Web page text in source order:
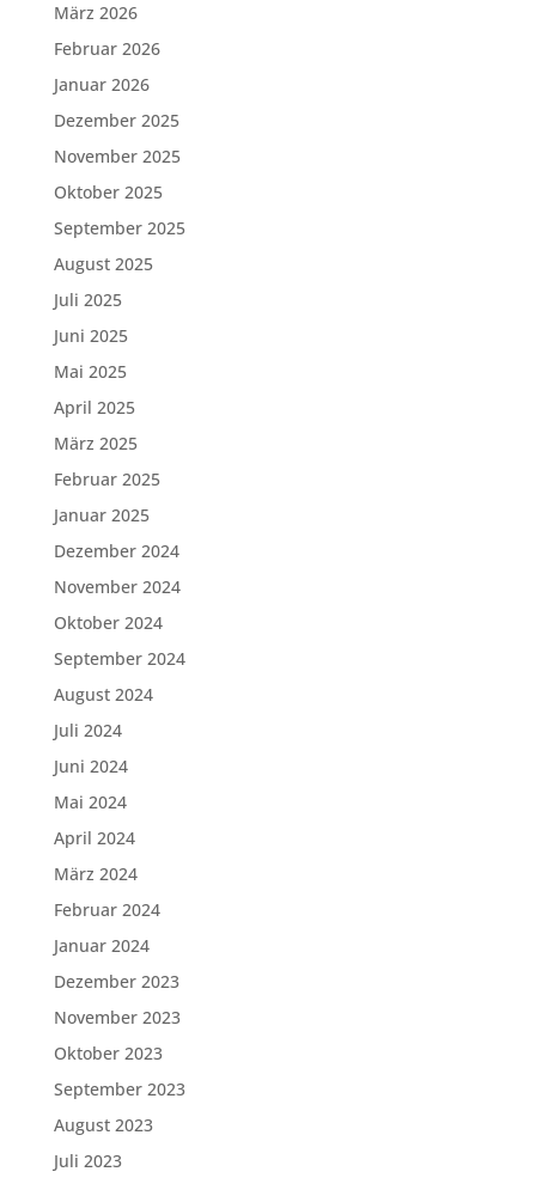
März 2026
Februar 2026
Januar 2026
Dezember 2025
November 2025
Oktober 2025
September 2025
August 2025
Juli 2025
Juni 2025
Mai 2025
April 2025
März 2025
Februar 2025
Januar 2025
Dezember 2024
November 2024
Oktober 2024
September 2024
August 2024
Juli 2024
Juni 2024
Mai 2024
April 2024
März 2024
Februar 2024
Januar 2024
Dezember 2023
November 2023
Oktober 2023
September 2023
August 2023
Juli 2023